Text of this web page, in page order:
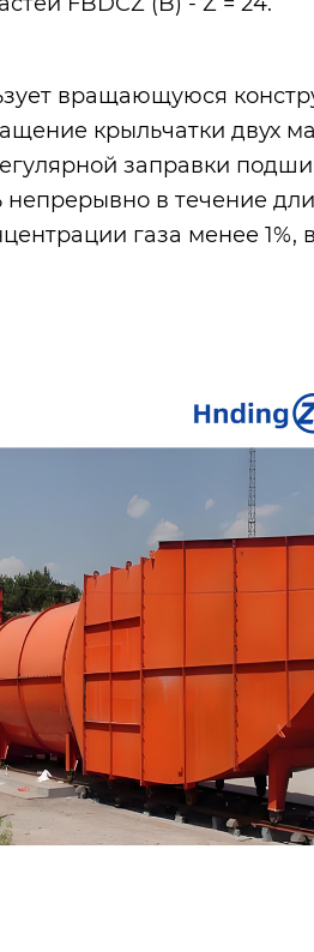
вращающуюся
крыльчатки двух
заправки
в течение
газа менее